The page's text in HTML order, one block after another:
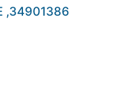
,34901386